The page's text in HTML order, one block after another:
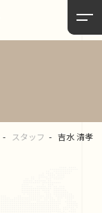
スタッフ 吉水 清孝